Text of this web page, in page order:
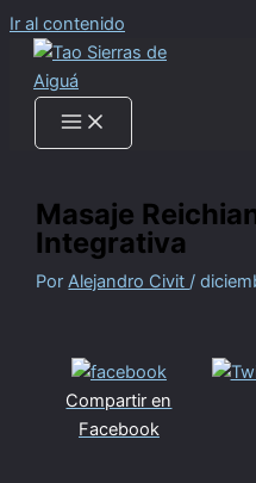
Ir al contenido
Masaje
Integrativa
Por Alejandro Civit /
Compartir en
Facebook